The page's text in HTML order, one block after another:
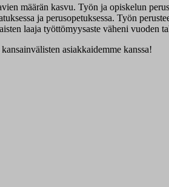
määrän kasvu. Työn ja opiskelun
ja perusopetuksessa. Työn
laaja työttömyysaste väheni vuoden
asiakkaidemme kanssa!